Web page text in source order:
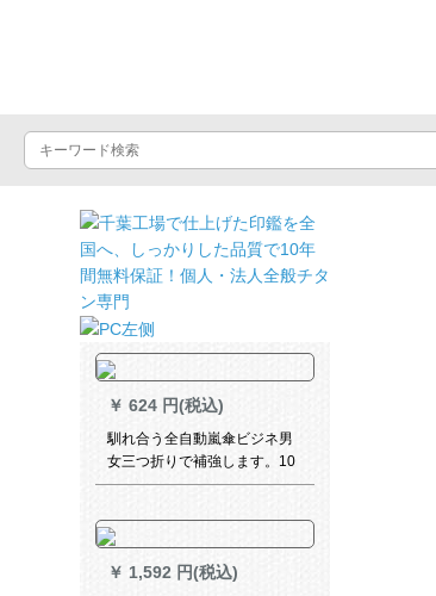
￥ 624 円(税込)
馴れ合う全自動嵐傘ビジネ男
女三つ折りで補強します。10
骨伞のワンタッチで営业しま
￥ 1,592 円(税込)